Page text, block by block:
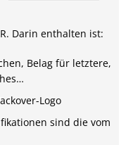
Darin enthalten ist:
Belag für letztere,
Logo
sind die vom